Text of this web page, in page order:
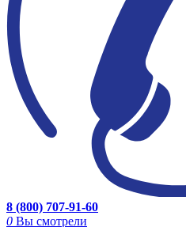
8 (800) 707-91-60
0 Вы смотрели